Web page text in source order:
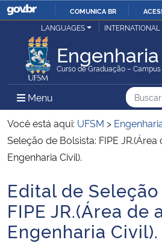
IR
O
COMUNICA BR
Ministério da Justiça e Segurança Pública
Ministério da Defesa
Ministério das Relações Exteriores
Ministério da Economia
Ministério da Infraestrutura
Ministério da Agricultura, Pecuária e
LANGUAGES INTERNATIONAL
Curso de Graduação –
Menu Menu Principal do Sítio
Busca
Busca:
Você está aqui: UFSM >
Seleção de Bolsista: FIPE JR.(Área
Engenharia Civil).
Início do conteúdo
Edital de
FIPE JR.(Área de
Engenharia Civil).